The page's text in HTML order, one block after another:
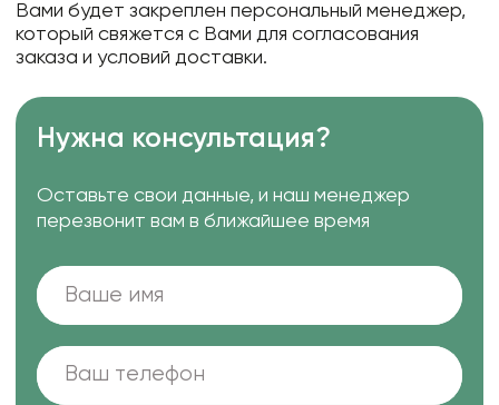
Вами будет закреплен персональный менеджер,
который свяжется с Вами для согласования
заказа и условий доставки.
Нужна консультация?
Оставьте свои данные, и наш менеджер
перезвонит вам в ближайшее время